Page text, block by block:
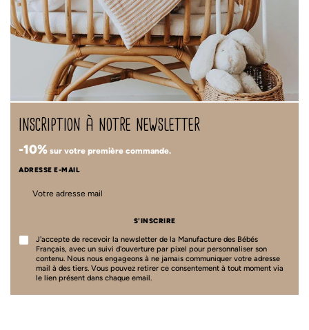
inscription à notre newsletter
-10% sur votre première commande.
ADRESSE E-MAIL
S'INSCRIRE
J'accepte de recevoir la newsletter de la Manufacture des Bébés
Français, avec un suivi d'ouverture par pixel pour personnaliser son
contenu. Nous nous engageons à ne jamais communiquer votre adresse
mail à des tiers. Vous pouvez retirer ce consentement à tout moment via
le lien présent dans chaque email.